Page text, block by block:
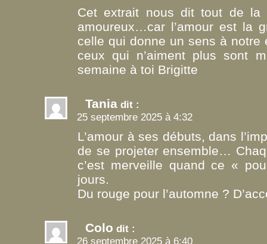
Cet extrait nous dit tout de
amoureux…car l’amour est la
celle qui donne un sens à notre
ceux qui n’aiment plus sont
semaine à toi Brigitte
Tania dit :
25 septembre 2025 à 4:32
L’amour à ses débuts, dans
de se projeter ensemble…
c’est merveille quand ce «
jours.
Du rouge pour l’automne ?
Colo dit :
26 septembre 2025 à 6:40